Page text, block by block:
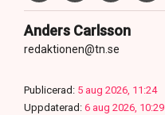
Anders Carlsson
redaktionen@tn.se
Publicerad: 5 aug 2026, 11:24
Uppdaterad: 6 aug 2026, 10:29